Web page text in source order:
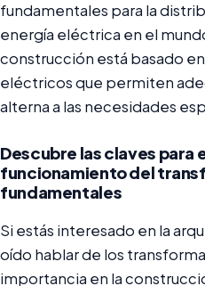
fundamentales para la
energía eléctrica en el
construcción está basado
eléctricos que permiten
alterna a las necesidades
Descubre las claves para
funcionamiento del
fundamentales
Si estás interesado en la
oído hablar de los
importancia en la